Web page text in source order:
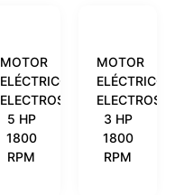
MOTOR
ELÉCTRICO
ELECTROSHOP
5 HP
1800
RPM
MOTOR
ELÉCTRICO
3 HP
1800
RPM